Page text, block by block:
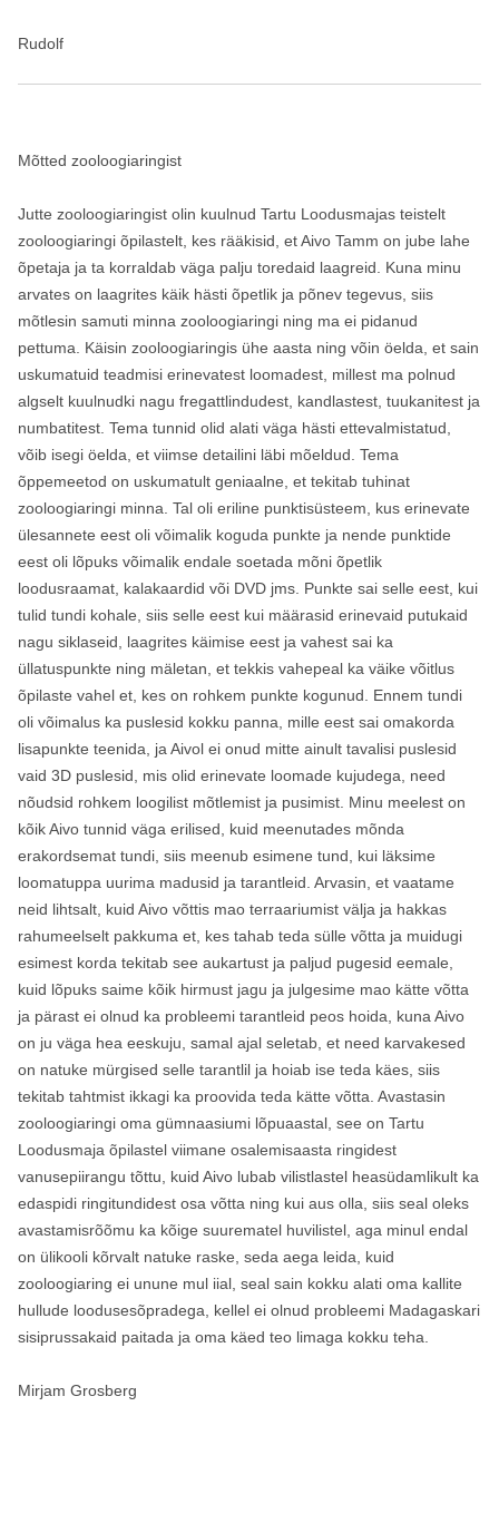
Rudolf
Mõtted zooloogiaringist
Jutte zooloogiaringist olin kuulnud Tartu Loodusmajas teistelt
zooloogiaringi õpilastelt, kes rääkisid, et Aivo Tamm on jube lahe
õpetaja ja ta korraldab väga palju toredaid laagreid. Kuna minu
arvates on laagrites käik hästi õpetlik ja põnev tegevus, siis
mõtlesin samuti minna zooloogiaringi ning ma ei pidanud
pettuma. Käisin zooloogiaringis ühe aasta ning võin öelda, et sain
uskumatuid teadmisi erinevatest loomadest, millest ma polnud
algselt kuulnudki nagu fregattlindudest, kandlastest, tuukanitest ja
numbatitest. Tema tunnid olid alati väga hästi ettevalmistatud,
võib isegi öelda, et viimse detailini läbi mõeldud. Tema
õppemeetod on uskumatult geniaalne, et tekitab tuhinat
zooloogiaringi minna. Tal oli eriline punktisüsteem, kus erinevate
ülesannete eest oli võimalik koguda punkte ja nende punktide
eest oli lõpuks võimalik endale soetada mõni õpetlik
loodusraamat, kalakaardid või DVD jms. Punkte sai selle eest, kui
tulid tundi kohale, siis selle eest kui määrasid erinevaid putukaid
nagu siklaseid, laagrites käimise eest ja vahest sai ka
üllatuspunkte ning mäletan, et tekkis vahepeal ka väike võitlus
õpilaste vahel et, kes on rohkem punkte kogunud. Ennem tundi
oli võimalus ka puslesid kokku panna, mille eest sai omakorda
lisapunkte teenida, ja Aivol ei onud mitte ainult tavalisi puslesid
vaid 3D puslesid, mis olid erinevate loomade kujudega, need
nõudsid rohkem loogilist mõtlemist ja pusimist. Minu meelest on
kõik Aivo tunnid väga erilised, kuid meenutades mõnda
erakordsemat tundi, siis meenub esimene tund, kui läksime
loomatuppa uurima madusid ja tarantleid. Arvasin, et vaatame
neid lihtsalt, kuid Aivo võttis mao terraariumist välja ja hakkas
rahumeelselt pakkuma et, kes tahab teda sülle võtta ja muidugi
esimest korda tekitab see aukartust ja paljud pugesid eemale,
kuid lõpuks saime kõik hirmust jagu ja julgesime mao kätte võtta
ja pärast ei olnud ka probleemi tarantleid peos hoida, kuna Aivo
on ju väga hea eeskuju, samal ajal seletab, et need karvakesed
on natuke mürgised selle tarantlil ja hoiab ise teda käes, siis
tekitab tahtmist ikkagi ka proovida teda kätte võtta. Avastasin
zooloogiaringi oma gümnaasiumi lõpuaastal, see on Tartu
Loodusmaja õpilastel viimane osalemisaasta ringidest
vanusepiirangu tõttu, kuid Aivo lubab vilistlastel heasüdamlikult ka
edaspidi ringitundidest osa võtta ning kui aus olla, siis seal oleks
avastamisrõõmu ka kõige suurematel huvilistel, aga minul endal
on ülikooli kõrvalt natuke raske, seda aega leida, kuid
zooloogiaring ei unune mul iial, seal sain kokku alati oma kallite
hullude loodusesõpradega, kellel ei olnud probleemi Madagaskari
sisiprussakaid paitada ja oma käed teo limaga kokku teha.
Mirjam Grosberg